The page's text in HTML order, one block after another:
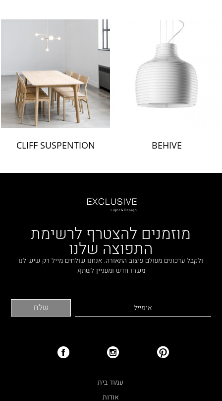
BEHIVE
CLIFF SUSPENTION
מוזמנים להצטרף לרשימת
התפוצה שלנו
ולקבל עדכונים מעולם עיצוב התאורה. אנחנו שולחים מייל רק שיש לנו
משהו חדש ומעניין לשתף.
עמוד בית
אודות